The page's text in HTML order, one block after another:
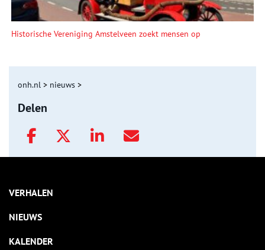
Historische Vereniging Amstelveen zoekt mensen op
onh.nl > nieuws >
Delen
VERHALEN
NIEUWS
KALENDER